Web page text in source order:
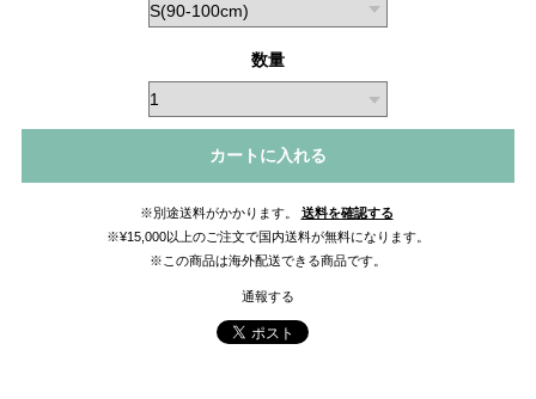
数量
カートに入れる
※別途送料がかかります。
送料を確認する
※¥15,000以上のご注文で国内送料が無料になります。
※この商品は海外配送できる商品です。
通報する